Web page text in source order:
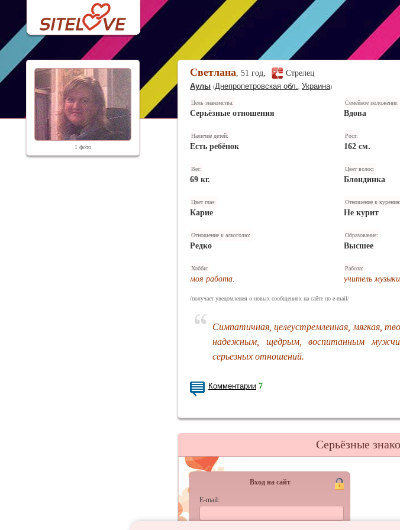
1 фото
Светлана, 51 год,
Стрелец
Аулы (Днепропетровская обл. Украина)
Цель знакомства:
Серьёзные отношения
Семейное положение:
Вдова
Наличие детей:
Есть ребёнок
Рост:
162 см.
Вес:
69 кг.
Цвет волос:
Блондинка
Цвет глаз:
Карие
Отношение к
Не курит
Отношение к алкоголю:
Редко
Образование:
Высшее
Хобби:
моя работа.
Работа:
учитель музыки
/получает уведомления о новых сообщениях на сайте по e-mail/
Симпатичная, целеустремленная, мягкая,
надежным, щедрым, воспитанным
серьезных отношений.
Комментарии 7
Серьёзные
Вход на сайт
E-mail: